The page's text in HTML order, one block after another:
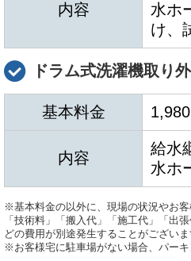
内容
水ホ
け、
ドラム式洗濯機取り
基本料金
内容
給水
水ホ
※基本料金の以外に、現場の状況やお客
「技術料」「搬入代」「施工代」「出
どの費用が別途発生することがございま
※お客様宅に駐車場がない場合、パーキ